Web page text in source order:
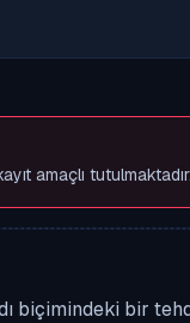
amaçlı tutulmaktadır.
biçimindeki bir